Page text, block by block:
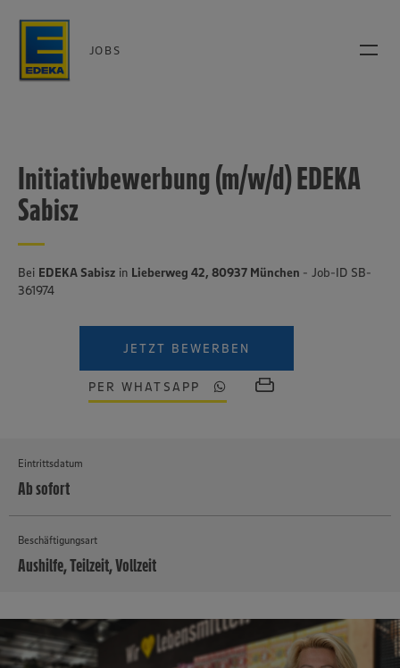
JOBS
Initiativbewerbung (m/w/d) EDEKA
Sabisz
Bei EDEKA Sabisz in Lieberweg 42, 80937 München - Job-ID SB-
361974
JETZT BEWERBEN
PER WHATSAPP
Eintrittsdatum
Ab sofort
Beschäftigungsart
Aushilfe, Teilzeit, Vollzeit